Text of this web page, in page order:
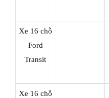
Xe 16 chỗ
Ford
Transit
Xe 16 chỗ